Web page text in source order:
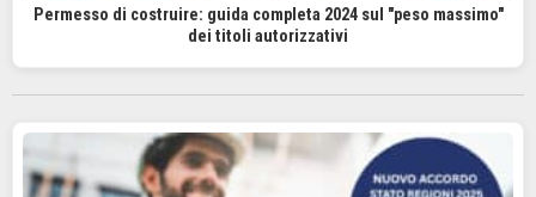
Permesso di costruire: guida completa 2024 sul "peso massimo"
dei titoli autorizzativi